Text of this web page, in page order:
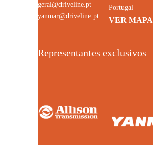
geral@driveline.pt
yanmar@driveline.pt
Portugal
VER MAPA
Representantes exclusivos